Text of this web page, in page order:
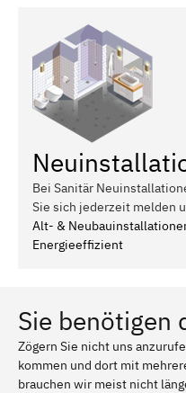
Bei Sanitär
Sie sich jederzeit melden
Alt- &
Energieeffizient
Sie benötigen
Zögern Sie nicht uns
kommen und dort mit
brauchen wir meist nicht